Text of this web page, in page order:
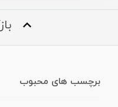
برچسب های محبوب